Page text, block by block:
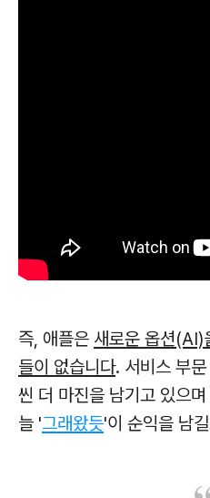
즉, 애플은 새로운 옵션(AI)
들이 없습니다. 서비스 부
씬 더 마진을 남기고 있으
늘 '그래왔듯'이 순익을 남